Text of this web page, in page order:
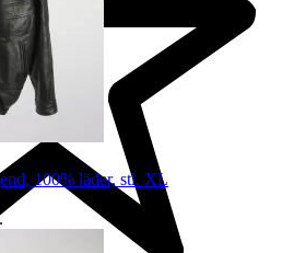
100% läder, stl. XL
.